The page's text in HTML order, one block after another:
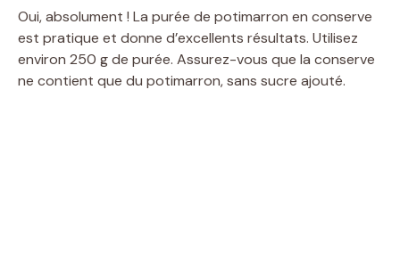
Oui, absolument ! La purée de potimarron en conserve
est pratique et donne d’excellents résultats. Utilisez
environ 250 g de purée. Assurez-vous que la conserve
ne contient que du potimarron, sans sucre ajouté.